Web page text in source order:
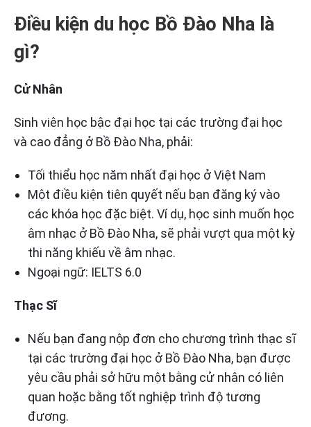
Điều kiện du học Bồ Đào Nha là
gì?
Cử Nhân
Sinh viên học bậc đại học tại các trường đại học
và cao đẳng ở Bồ Đào Nha, phải:
Tối thiểu học năm nhất đại học ở Việt Nam
Một điều kiện tiên quyết nếu bạn đăng ký vào
các khóa học đặc biệt. Ví dụ, học sinh muốn học
âm nhạc ở Bồ Đào Nha, sẽ phải vượt qua một kỳ
thi năng khiếu về âm nhạc.
Ngoại ngữ: IELTS 6.0
Thạc Sĩ
Nếu bạn đang nộp đơn cho chương trình thạc sĩ
tại các trường đại học ở Bồ Đào Nha, bạn được
yêu cầu phải sở hữu một bằng cử nhân có liên
quan hoặc bằng tốt nghiệp trình độ tương
đương.